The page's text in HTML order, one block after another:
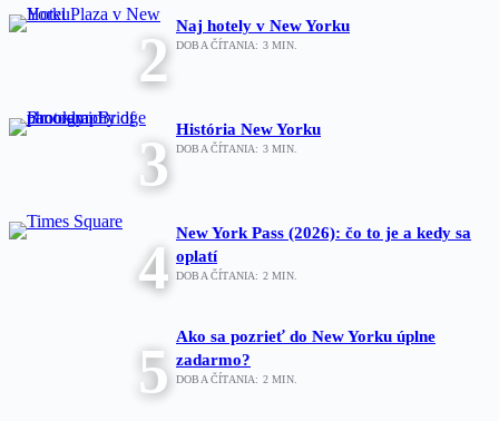
2 Naj hotely v New Yorku
DOBA ČÍTANIA: 3 MIN.
3 História New Yorku
DOBA ČÍTANIA: 3 MIN.
4 New York Pass (2026): čo to je a kedy sa
oplatí
DOBA ČÍTANIA: 2 MIN.
5 Ako sa pozrieť do New Yorku úplne
zadarmo?
DOBA ČÍTANIA: 2 MIN.